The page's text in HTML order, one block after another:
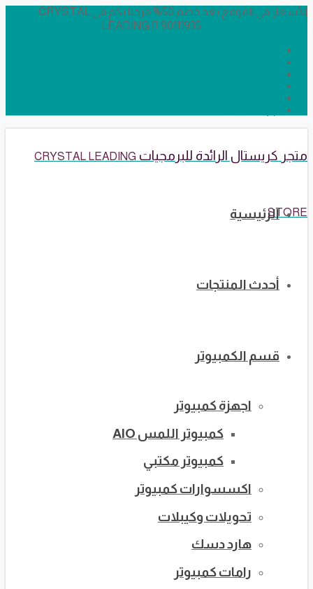
الأسعار في الموقع بعد خصم 50% مرحبا بكم في CRYSTAL
LEADING
90111935
متجر كريستال الرائدة للبرمجيات CRYSTAL LEADING
STOREالرئيسية
أحدث المنتجات
قسم الكمبيوتر
اجهزة كمبيوتر
كمبيوتر اللمس AIO
كمبيوتر مكتبي
اكسسوارات كمبيوتر
تحويلات وكيبلات
هارد دسك
رامات كمبيوتر